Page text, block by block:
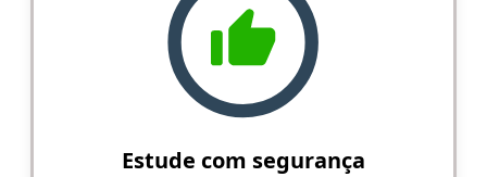
Estude com segurança